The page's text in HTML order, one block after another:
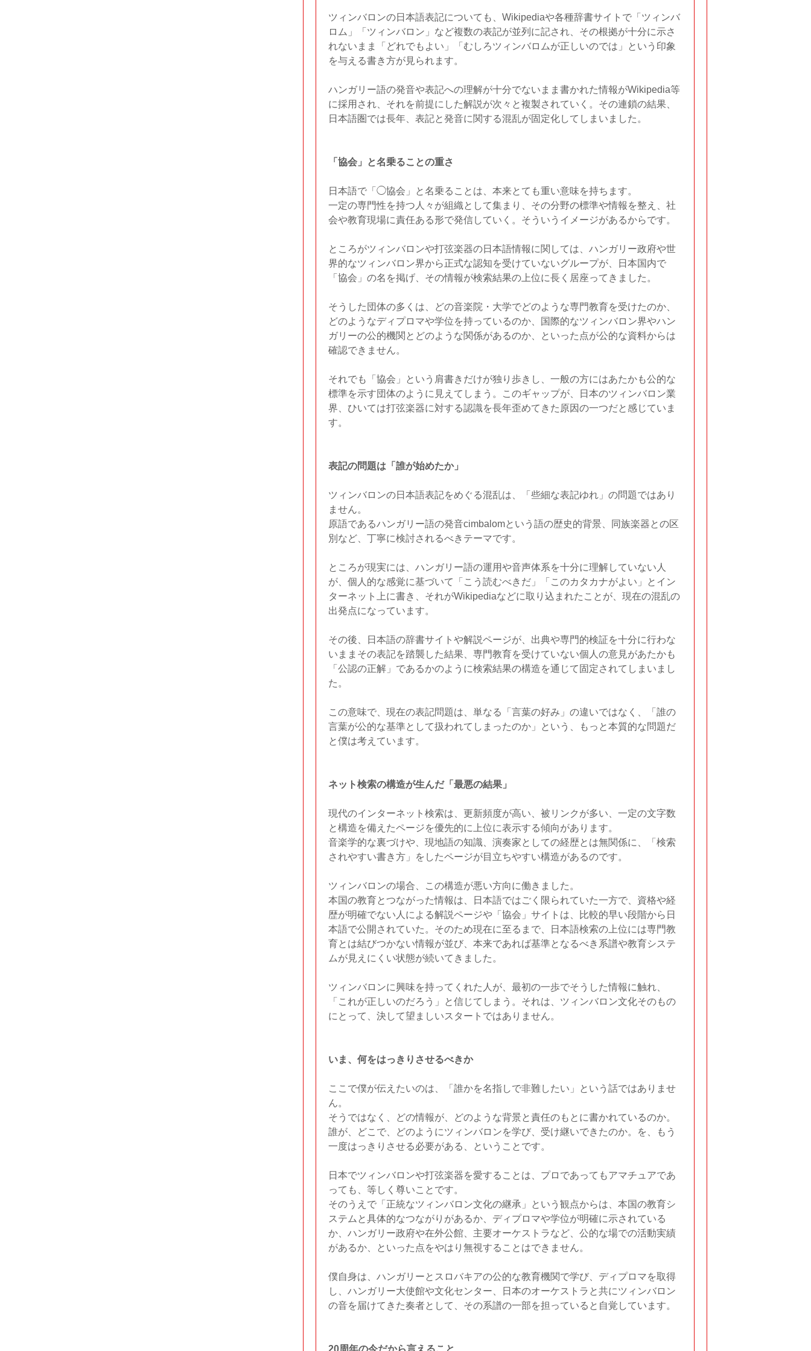
ツィンバロンの日本語表記についても、Wikipediaや各種辞書サイトで「ツィンバ
ロム」「ツィンバロン」など複数の表記が並列に記され、その根拠が十分に示さ
れないまま「どれでもよい」「むしろツィンバロムが正しいのでは」という印象
を与える書き方が見られます。
ハンガリー語の発音や表記への理解が十分でないまま書かれた情報がWikipedia等
に採用され、それを前提にした解説が次々と複製されていく。その連鎖の結果、
日本語圏では長年、表記と発音に関する混乱が固定化してしまいました。
「協会」と名乗ることの重さ
日本語で「◯協会」と名乗ることは、本来とても重い意味を持ちます。
一定の専門性を持つ人々が組織として集まり、その分野の標準や情報を整え、社
会や教育現場に責任ある形で発信していく。そういうイメージがあるからです。
ところがツィンバロンや打弦楽器の日本語情報に関しては、ハンガリー政府や世
界的なツィンバロン界から正式な認知を受けていないグループが、日本国内で
「協会」の名を掲げ、その情報が検索結果の上位に長く居座ってきました。
そうした団体の多くは、どの音楽院・大学でどのような専門教育を受けたのか、
どのようなディプロマや学位を持っているのか、国際的なツィンバロン界やハン
ガリーの公的機関とどのような関係があるのか、といった点が公的な資料からは
確認できません。
それでも「協会」という肩書きだけが独り歩きし、一般の方にはあたかも公的な
標準を示す団体のように見えてしまう。このギャップが、日本のツィンバロン業
界、ひいては打弦楽器に対する認識を長年歪めてきた原因の一つだと感じていま
す。
表記の問題は「誰が始めたか」
ツィンバロンの日本語表記をめぐる混乱は、「些細な表記ゆれ」の問題ではあり
ません。
原語であるハンガリー語の発音cimbalomという語の歴史的背景、同族楽器との区
別など、丁寧に検討されるべきテーマです。
ところが現実には、ハンガリー語の運用や音声体系を十分に理解していない人
が、個人的な感覚に基づいて「こう読むべきだ」「このカタカナがよい」とイン
ターネット上に書き、それがWikipediaなどに取り込まれたことが、現在の混乱の
出発点になっています。
その後、日本語の辞書サイトや解説ページが、出典や専門的検証を十分に行わな
いままその表記を踏襲した結果、専門教育を受けていない個人の意見があたかも
「公認の正解」であるかのように検索結果の構造を通じて固定されてしまいまし
た。
この意味で、現在の表記問題は、単なる「言葉の好み」の違いではなく、「誰の
言葉が公的な基準として扱われてしまったのか」という、もっと本質的な問題だ
と僕は考えています。
ネット検索の構造が生んだ「最悪の結果」
現代のインターネット検索は、更新頻度が高い、被リンクが多い、一定の文字数
と構造を備えたページを優先的に上位に表示する傾向があります。
音楽学的な裏づけや、現地語の知識、演奏家としての経歴とは無関係に、「検索
されやすい書き方」をしたページが目立ちやすい構造があるのです。
ツィンバロンの場合、この構造が悪い方向に働きました。
本国の教育とつながった情報は、日本語ではごく限られていた一方で、資格や経
歴が明確でない人による解説ページや「協会」サイトは、比較的早い段階から日
本語で公開されていた。そのため現在に至るまで、日本語検索の上位には専門教
育とは結びつかない情報が並び、本来であれば基準となるべき系譜や教育システ
ムが見えにくい状態が続いてきました。
ツィンバロンに興味を持ってくれた人が、最初の一歩でそうした情報に触れ、
「これが正しいのだろう」と信じてしまう。それは、ツィンバロン文化そのもの
にとって、決して望ましいスタートではありません。
いま、何をはっきりさせるべきか
ここで僕が伝えたいのは、「誰かを名指しで非難したい」という話ではありませ
ん。
そうではなく、どの情報が、どのような背景と責任のもとに書かれているのか。
誰が、どこで、どのようにツィンバロンを学び、受け継いできたのか。を、もう
一度はっきりさせる必要がある、ということです。
日本でツィンバロンや打弦楽器を愛することは、プロであってもアマチュアであ
っても、等しく尊いことです。
そのうえで「正統なツィンバロン文化の継承」という観点からは、本国の教育シ
ステムと具体的なつながりがあるか、ディプロマや学位が明確に示されている
か、ハンガリー政府や在外公館、主要オーケストラなど、公的な場での活動実績
があるか、といった点をやはり無視することはできません。
僕自身は、ハンガリーとスロバキアの公的な教育機関で学び、ディプロマを取得
し、ハンガリー大使館や文化センター、日本のオーケストラと共にツィンバロン
の音を届けてきた奏者として、その系譜の一部を担っていると自覚しています。
20周年の今だから言えること